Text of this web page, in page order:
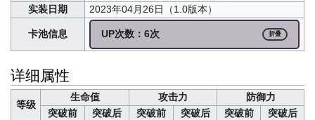
实装日期
2023年04月26日（1.0版本）
卡池信息 UP次数：6次 折叠
详细属性
等级
生命值 攻击力
防御力
突破前
突破后 突破前 突破后 突破前
突破后